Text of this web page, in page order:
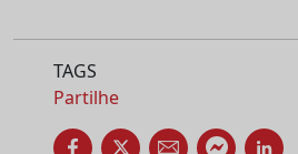
TAGS
Partilhe